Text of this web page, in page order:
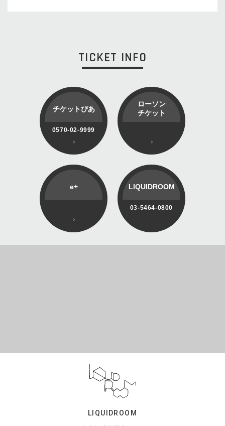
TICKET INFO
チケットぴあ
0570-02-9999
ローソン
チケット
e+ LIQUIDROOM
03-5464-0800
LIQUIDROOM